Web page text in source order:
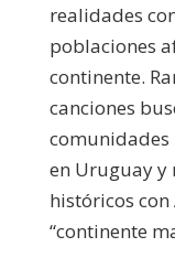
realidades
poblaciones
continente.
canciones
comunidades
en Uruguay y
históricos
“continente